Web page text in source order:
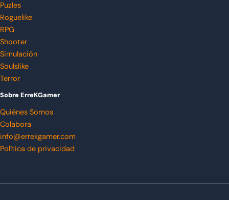
Puzles
Roguelike
RPG
Shooter
Simulación
Soulslike
Terror
Sobre ErreKGamer
Quiénes Somos
Colabora
info@errekgamer.com
Política de privacidad